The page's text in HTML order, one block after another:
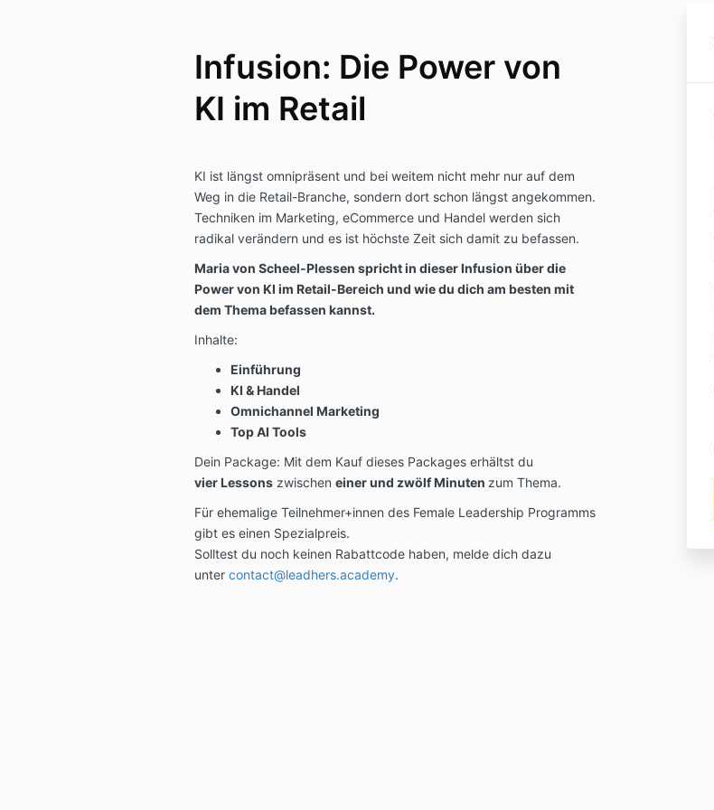
Infusion: Die Power von
KI im Retail
KI ist längst omnipräsent und bei weitem nicht mehr nur auf dem
Weg in die Retail-Branche, sondern dort schon längst angekommen.
Techniken im Marketing, eCommerce und Handel werden sich
radikal verändern und es ist höchste Zeit sich damit zu befassen.
Maria von Scheel-Plessen spricht in dieser Infusion über die
Power von KI im Retail-Bereich und wie du dich am besten mit
dem Thema befassen kannst.
Inhalte:
Einführung
KI & Handel
Omnichannel Marketing
Top AI Tools
Dein Package: Mit dem Kauf dieses Packages erhältst du
vier Lessonszwischen einer und zwölf Minuten zum Thema.
Für ehemalige Teilnehmer+innen des Female Leadership Programms
gibt es einen Spezialpreis.
Solltest du noch keinen Rabattcode haben, melde dich dazu
unter contact@leadhers.academy.